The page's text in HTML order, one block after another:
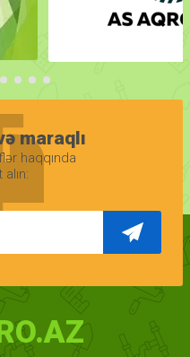
maraqlı
haqqında